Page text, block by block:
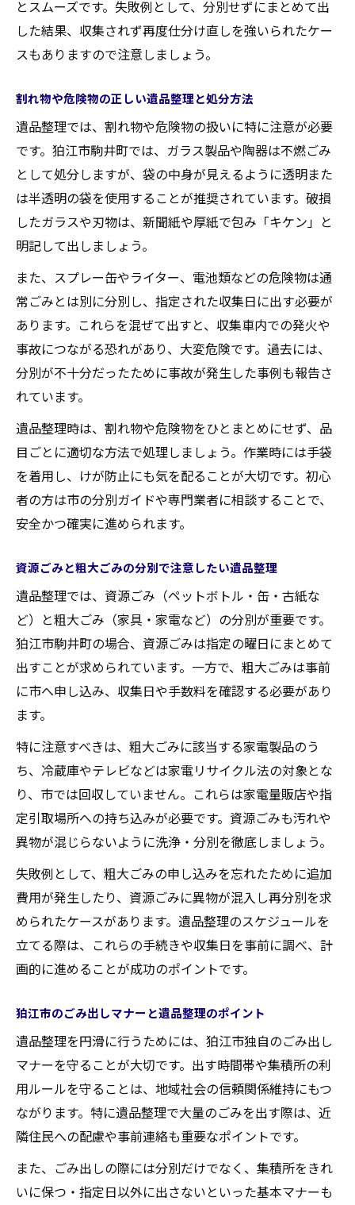
とスムーズです。失敗例として、分別せずにまとめて出
した結果、収集されず再度仕分け直しを強いられたケー
スもありますので注意しましょう。
割れ物や危険物の正しい遺品整理と処分方法
遺品整理では、割れ物や危険物の扱いに特に注意が必要
です。狛江市駒井町では、ガラス製品や陶器は不燃ごみ
として処分しますが、袋の中身が見えるように透明また
は半透明の袋を使用することが推奨されています。破損
したガラスや刃物は、新聞紙や厚紙で包み「キケン」と
明記して出しましょう。
また、スプレー缶やライター、電池類などの危険物は通
常ごみとは別に分別し、指定された収集日に出す必要が
あります。これらを混ぜて出すと、収集車内での発火や
事故につながる恐れがあり、大変危険です。過去には、
分別が不十分だったために事故が発生した事例も報告さ
れています。
遺品整理時は、割れ物や危険物をひとまとめにせず、品
目ごとに適切な方法で処理しましょう。作業時には手袋
を着用し、けが防止にも気を配ることが大切です。初心
者の方は市の分別ガイドや専門業者に相談することで、
安全かつ確実に進められます。
資源ごみと粗大ごみの分別で注意したい遺品整理
遺品整理では、資源ごみ（ペットボトル・缶・古紙な
ど）と粗大ごみ（家具・家電など）の分別が重要です。
狛江市駒井町の場合、資源ごみは指定の曜日にまとめて
出すことが求められています。一方で、粗大ごみは事前
に市へ申し込み、収集日や手数料を確認する必要があり
ます。
特に注意すべきは、粗大ごみに該当する家電製品のう
ち、冷蔵庫やテレビなどは家電リサイクル法の対象とな
り、市では回収していません。これらは家電量販店や指
定引取場所への持ち込みが必要です。資源ごみも汚れや
異物が混じらないように洗浄・分別を徹底しましょう。
失敗例として、粗大ごみの申し込みを忘れたために追加
費用が発生したり、資源ごみに異物が混入し再分別を求
められたケースがあります。遺品整理のスケジュールを
立てる際は、これらの手続きや収集日を事前に調べ、計
画的に進めることが成功のポイントです。
狛江市のごみ出しマナーと遺品整理のポイント
遺品整理を円滑に行うためには、狛江市独自のごみ出し
マナーを守ることが大切です。出す時間帯や集積所の利
用ルールを守ることは、地域社会の信頼関係維持にもつ
ながります。特に遺品整理で大量のごみを出す際は、近
隣住民への配慮や事前連絡も重要なポイントです。
また、ごみ出しの際には分別だけでなく、集積所をきれ
いに保つ・指定日以外に出さないといった基本マナーも